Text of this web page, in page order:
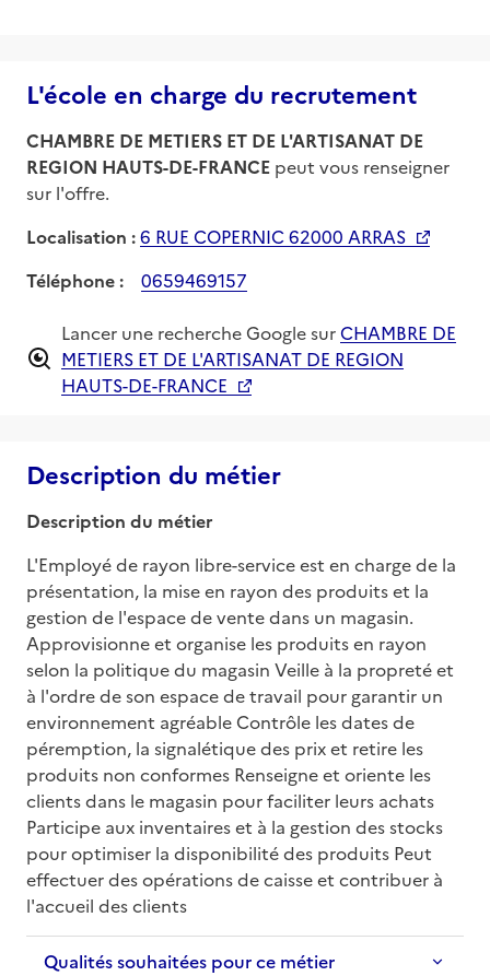
L'école en charge du recrutement
CHAMBRE DE METIERS ET DE L'ARTISANAT DE
REGION HAUTS-DE-FRANCE peut vous renseigner
sur l'offre.
Localisation :6 RUE COPERNIC 62000 ARRAS
Téléphone :
0659469157
Lancer une recherche Google surCHAMBRE DE
METIERS ET DE L'ARTISANAT DE REGION
HAUTS-DE-FRANCE
Description du métier
Description du métier
L'Employé de rayon libre-service est en charge de la
présentation, la mise en rayon des produits et la
gestion de l'espace de vente dans un magasin.
Approvisionne et organise les produits en rayon
selon la politique du magasin Veille à la propreté et
à l'ordre de son espace de travail pour garantir un
environnement agréable Contrôle les dates de
péremption, la signalétique des prix et retire les
produits non conformes Renseigne et oriente les
clients dans le magasin pour faciliter leurs achats
Participe aux inventaires et à la gestion des stocks
pour optimiser la disponibilité des produits Peut
effectuer des opérations de caisse et contribuer à
l'accueil des clients
Qualités souhaitées pour ce métier